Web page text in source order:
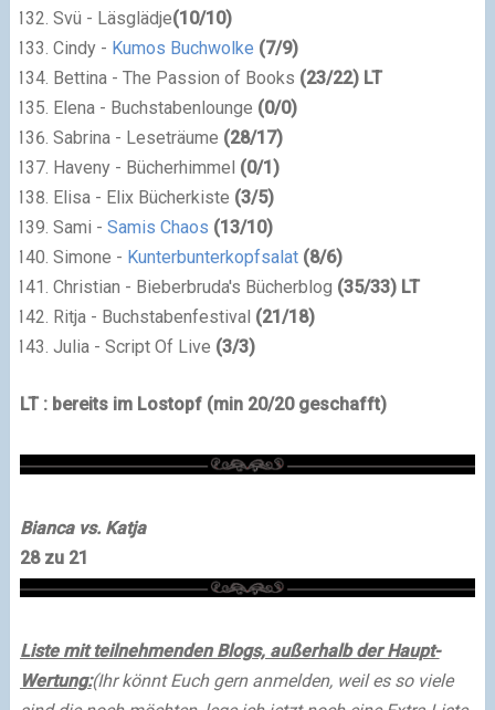
Svü - Läsglädje(10/10)
Cindy - Kumos Buchwolke (7/9)
Bettina - The Passion of Books (23/22) LT
Elena - Buchstabenlounge (0/0)
Sabrina - Leseträume (28/17)
Haveny - Bücherhimmel (0/1)
Elisa - Elix Bücherkiste (3/5)
Sami - Samis Chaos (13/10)
Simone - Kunterbunterkopfsalat (8/6)
Christian - Bieberbruda's Bücherblog (35/33) LT
Ritja - Buchstabenfestival (21/18)
Julia - Script Of Live (3/3)
LT : bereits im Lostopf (min 20/20 geschafft)
Biancavs. Katja
28 zu 21
Liste mit teilnehmenden Blogs, außerhalb der Haupt-
Wertung:(Ihr könnt Euch gern anmelden, weil es so viele